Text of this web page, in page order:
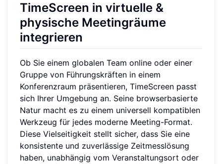
TimeScreen in virtuelle &
physische Meetingräume
integrieren
Ob Sie einem globalen Team online oder einer
Gruppe von Führungskräften in einem
Konferenzraum präsentieren, TimeScreen passt
sich Ihrer Umgebung an. Seine browserbasierte
Natur macht es zu einem universell kompatiblen
Werkzeug für jedes moderne Meeting-Format.
Diese Vielseitigkeit stellt sicher, dass Sie eine
konsistente und zuverlässige Zeitmesslösung
haben, unabhängig vom Veranstaltungsort oder